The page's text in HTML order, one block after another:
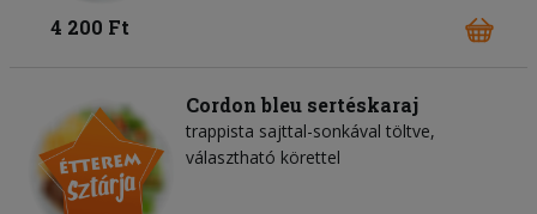
4 200 Ft
Cordon bleu sertéskaraj
trappista sajttal-sonkával töltve,
választható körettel